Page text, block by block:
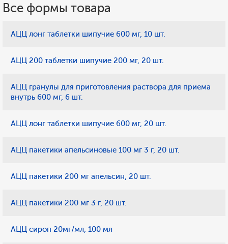
Все формы товара
АЦЦ лонг таблетки шипучие 600 мг, 10 шт.
АЦЦ 200 таблетки шипучие 200 мг, 20 шт.
АЦЦ гранулы для приготовления раствора для приема
внутрь 600 мг, 6 шт.
АЦЦ лонг таблетки шипучие 600 мг, 20 шт.
АЦЦ пакетики апельсиновые 100 мг 3 г, 20 шт.
АЦЦ пакетики 200 мг апельсин, 20 шт.
АЦЦ пакетики 200 мг 3 г, 20 шт.
АЦЦ сироп 20мг/мл, 100 мл